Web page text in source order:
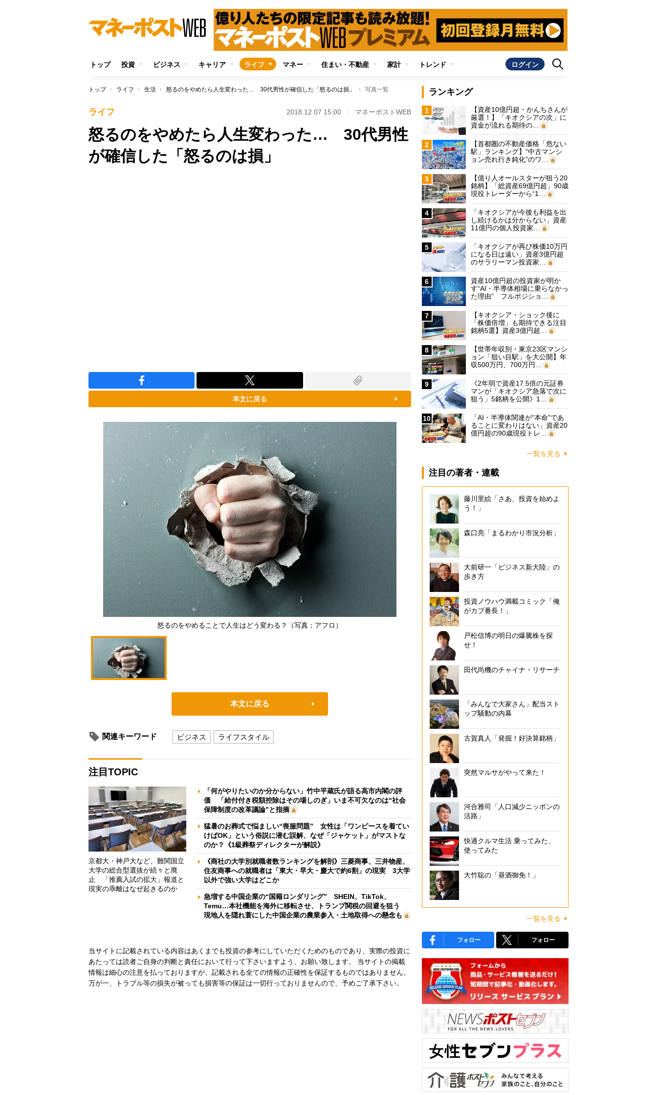
トップ 投資 ビジネス キャリア ライフ マネー 住まい・不動産 家計 トレンド ログイン
トップ ライフ 生活 怒るのをやめたら人生変わった… 30代男性が確信した「怒るのは損」 写真一覧
ライフ 2018.12.07 15:00 マネーポストWEB
怒るのをやめたら人生変わった… 30代男性
が確信した「怒るのは損」
本文に戻る
怒るのをやめることで人生はどう変わる？（写真：アフロ）
本文に戻る
関連キーワード ビジネス ライフスタイル
注目TOPIC
京都大・神戸大など、難関国立
大学の総合型選抜が続々と廃
止 「推薦入試の拡大」報道と
現実の乖離はなぜ起きるのか
「何がやりたいのか分からない」竹中平蔵氏が語る高市内閣の評
価 「給付付き税額控除はその場しのぎ」いま不可欠なのは“社会
保障制度の改革議論”と指摘
猛暑のお葬式で悩ましい“喪服問題” 女性は「ワンピースを着てい
けばOK」という俗説に潜む誤解、なぜ「ジャケット」がマストな
のか？《1級葬祭ディレクターが解説》
《商社の大学別就職者数ランキングを解剖》三菱商事、三井物産、
住友商事への就職者は「東大・早大・慶大で約6割」の現実 3大学
以外で強い大学はどこか
急増する中国企業の“国籍ロンダリング” SHEIN、TikTok、
Temu…本社機能を海外に移転させ、トランプ関税の回避を狙う
現地人を隠れ蓑にした中国企業の農業参入・土地取得への懸念も
当サイトに記載されている内容はあくまでも投資の参考にしていただくためのものであり、実際の投資に
あたっては読者ご自身の判断と責任において行って下さいますよう、お願い致します。 当サイトの掲載
情報は細心の注意を払っておりますが、記載される全ての情報の正確性を保証するものではありません。
万が一、トラブル等の損失が被っても損害等の保証は一切行っておりませんので、予めご了承下さい。
ランキング
1
【資産10億円超・かんちさんが
厳選！】「キオクシアの次」に
資金が流れる期待の…
2
【首都圏の不動産価格「危ない
駅」ランキング】“中古マンシ
ョン売れ行き鈍化”のワ…
3
【億り人オールスターが狙う20
銘柄】「総資産69億円超」90歳
現役トレーダーから“1…
4
「キオクシアが今後も利益を出
し続けるかは分からない」資産
11億円の個人投資家…
5
「キオクシアが再び株価10万円
になる日は遠い」資産3億円超
のサラリーマン投資家…
6
資産10億円超の投資家が明か
す“AI・半導体相場に乗らなかっ
た理由” フルポジショ…
7
【キオクシア・ショック後に
「株価倍増」も期待できる注目
銘柄5選】資産3億円超…
8
【世帯年収別・東京23区マンシ
ョン「狙い目駅」を大公開】年
収500万円、700万円…
9
《2年弱で資産17.5倍の元証券
マンが「キオクシア急落で次に
狙う」5銘柄を公開》1…
10
「AI・半導体関連が“本命”であ
ることに変わりはない」資産20
億円超の90歳現役トレ…
一覧を見る
注目の著者・連載
藤川里絵「さあ、投資を始めよ
う！」
森口亮「まるわかり市況分析」
大前研一「ビジネス新大陸」の
歩き方
投資ノウハウ満載コミック「俺
がカブ番長！」
戸松信博の明日の爆騰株を探
せ！
田代尚機のチャイナ・リサーチ
「みんなで大家さん」配当スト
ップ騒動の内幕
古賀真人「発掘！好決算銘柄」
突然マルサがやって来た！
河合雅司「人口減少ニッポンの
活路」
快適クルマ生活 乗ってみた、
使ってみた
大竹聡の「昼酒御免！」
一覧を見る
フォロー フォロー